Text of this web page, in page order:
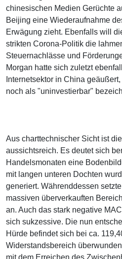
chinesischen Medien Gerüchte
Beijing eine Wiederaufnahme
Erwägung zieht. Ebenfalls will
strikten Corona-Politik die
Steuernachlässe und
Morgan hatte sich zuletzt
Internetsektor in China
noch als "uninvestierbar"
Aus charttechnischer Sicht ist
aussichtsreich. Es deutet sich
Handelsmonaten eine
mit langen unteren Dochten
generiert. Währenddessen
massiven überverkauften
an. Auch das stark negative
sich sukzessive. Die nun
Hürde befindet sich bei ca.
Widerstandsbereich